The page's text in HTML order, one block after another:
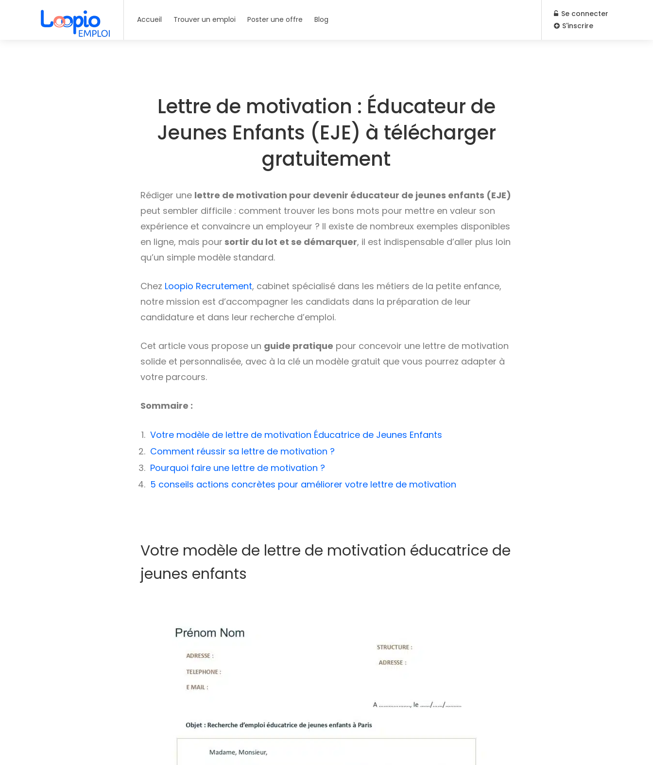
Accueil Trouver un emploi Poster une offre Blog
Se connecter
S'inscrire
Lettre de motivation : Éducateur de
Jeunes Enfants (EJE) à télécharger
gratuitement
Rédiger une lettre de motivation pour devenir éducateur de jeunes enfants (EJE)
peut sembler difficile : comment trouver les bons mots pour mettre en valeur son
expérience et convaincre un employeur ? Il existe de nombreux exemples disponibles
en ligne, mais pour sortir du lot et se démarquer, il est indispensable d’aller plus loin
qu’un simple modèle standard.
Chez Loopio Recrutement, cabinet spécialisé dans les métiers de la petite enfance,
notre mission est d’accompagner les candidats dans la préparation de leur
candidature et dans leur recherche d’emploi.
Cet article vous propose un guide pratique pour concevoir une lettre de motivation
solide et personnalisée, avec à la clé un modèle gratuit que vous pourrez adapter à
votre parcours.
Sommaire :
Votre modèle de lettre de motivation Éducatrice de Jeunes Enfants
Comment réussir sa lettre de motivation ?
Pourquoi faire une lettre de motivation ?
5 conseils actions concrètes pour améliorer votre lettre de motivation
Votre modèle de lettre de motivation éducatrice de
jeunes enfants